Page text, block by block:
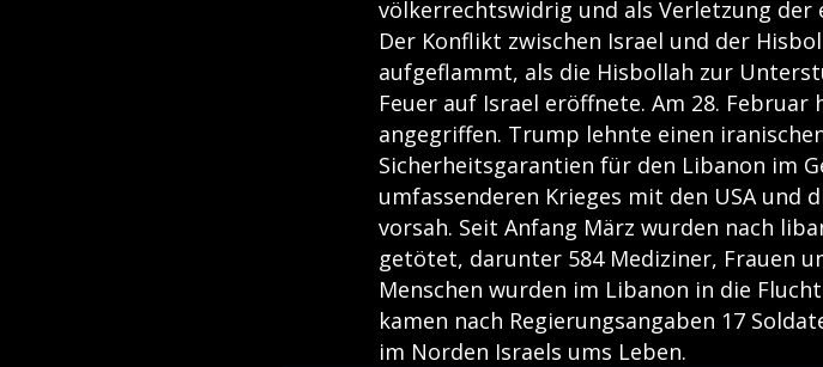
völkerrechtswidrig und als Verletzung
Der Konflikt zwischen Israel und der
aufgeflammt, als die Hisbollah zur
Feuer auf Israel eröffnete. Am 28. Februar
angegriffen. Trump lehnte einen
Sicherheitsgarantien für den Libanon im
umfassenderen Krieges mit den USA und
vorsah. Seit Anfang März wurden nach
getötet, darunter 584 Mediziner, Frauen
Menschen wurden im Libanon in die
kamen nach Regierungsangaben 17
im Norden Israels ums Leben.